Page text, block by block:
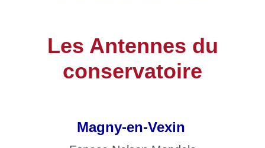
Les Antennes du
conservatoire
Magny-en-Vexin